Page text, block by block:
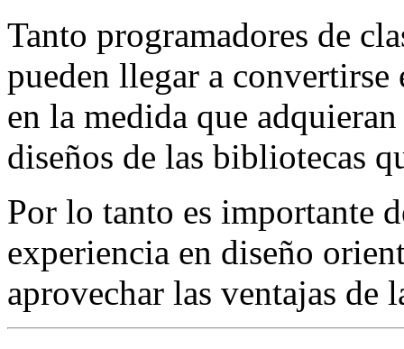
Tanto programadores de
pueden llegar a convertirse
en la medida que
diseños de las bibliotecas
Por lo tanto es importante
experiencia en diseño
aprovechar las ventajas de